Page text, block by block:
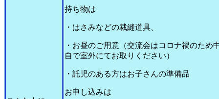
持ち物は
・はさみなどの裁縫道具、
・お昼のご用意（交流会はコロナ禍のため
自で室外にてお取りください）
・託児のある方はお子さんの準備品
お申し込みは